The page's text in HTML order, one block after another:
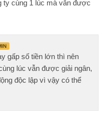
ty cùng 1 lúc mà vẫn được
gấp số tiền lớn thì nên
lúc vẫn được giải ngân,
độc lập vì vậy có thể